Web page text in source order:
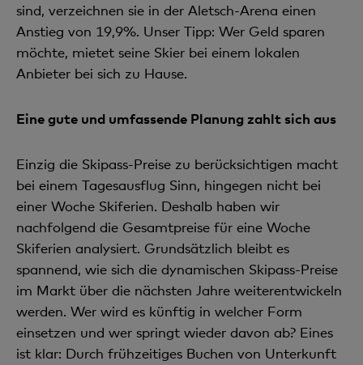
sind, verzeichnen sie in der Aletsch-Arena einen
Anstieg von 19,9%. Unser Tipp: Wer Geld sparen
möchte, mietet seine Skier bei einem lokalen
Anbieter bei sich zu Hause.
Eine gute und umfassende Planung zahlt sich aus
Einzig die Skipass-Preise zu berücksichtigen macht
bei einem Tagesausflug Sinn, hingegen nicht bei
einer Woche Skiferien. Deshalb haben wir
nachfolgend die Gesamtpreise für eine Woche
Skiferien analysiert. Grundsätzlich bleibt es
spannend, wie sich die dynamischen Skipass-Preise
im Markt über die nächsten Jahre weiterentwickeln
werden. Wer wird es künftig in welcher Form
einsetzen und wer springt wieder davon ab? Eines
ist klar: Durch frühzeitiges Buchen von Unterkunft